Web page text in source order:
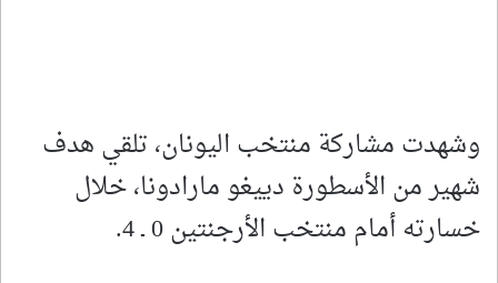
وشهدت مشاركة منتخب اليونان، تلقي هدف
شهير من الأسطورة دييغو مارادونا، خلال
خسارته أمام منتخب الأرجنتين 0 ـ 4.